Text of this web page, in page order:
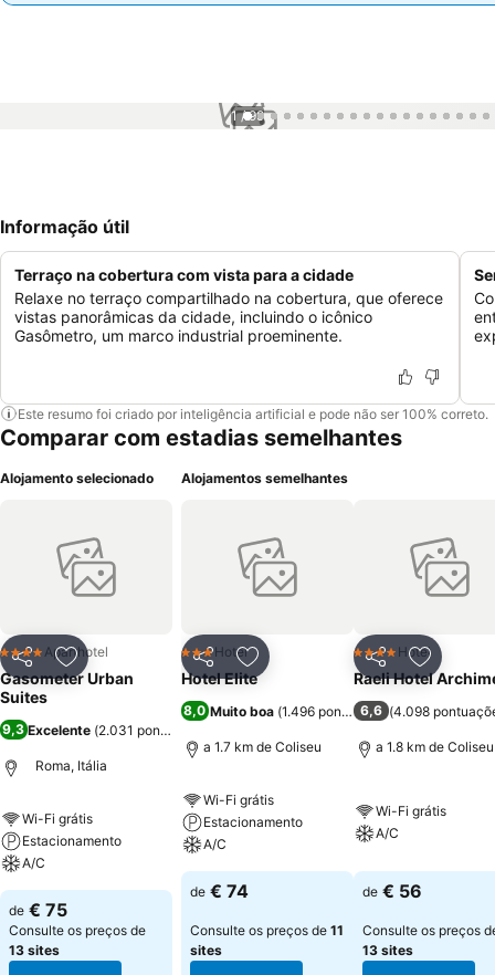
1 / 99
Informação útil
Terraço na cobertura com vista para a cidade
Relaxe no terraço compartilhado na cobertura, que oferece
vistas panorâmicas da cidade, incluindo o icônico
Gasômetro, um marco industrial proeminente.
Este resumo foi criado por inteligência artificial e pode não ser 100% correto.
Comparar com estadias semelhantes
Alojamento selecionado
PartilharAdicionar aos favoritos
4 EstrelasAparthotel
Gasometer Urban
Suites
9,3 Excelente (2.031 pontuações
Roma, Itália
Wi-Fi grátis
Estacionamento
A/C
de € 75
Consulte os preços de
13 sites
Alojamentos semelhantes
PartilharAdicionar aos favoritos
3 Estrelas
Hotel
Hotel Elite
8,0 Muito boa (1.496 pontuações)
a 1.7 km de Coliseu
Wi-Fi grátis
Estacionamento
A/C
de € 74
Consulte os preços de 11
sites
Partilhar
4 EstrelasHotel
Raeli Hotel
6,6 (4.098
a 1.8 km de Coliseu
Wi-Fi grátis
A/C
de € 56
Consulte os preços
13 sites